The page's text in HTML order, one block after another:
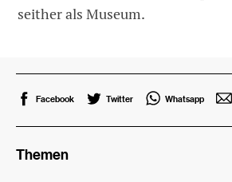
seither als Museum.
Facebook Twitter Whatsapp
Themen